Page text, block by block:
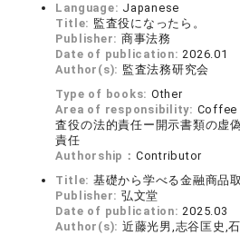
Language: Japanese
Title: 監査役になったら。
Publisher: 商事法務
Date of publication:2026.01
Author(s): 監査法務研究会
Type of books: Other
Area of responsibility: Coffee
査役の法的責任ー開示書類の虚
責任
Authorship： Contributor
Title: 基礎から学べる金融商品
Publisher: 弘文堂
Date of publication:2025.03
Author(s): 近藤光男,志谷匡史,